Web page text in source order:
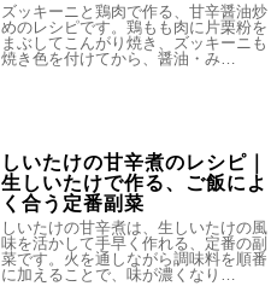
ズッキーニと鶏肉で作る、甘辛醤油炒
めのレシピです。鶏もも肉に片栗粉を
まぶしてこんがり焼き、ズッキーニも
焼き色を付けてから、醤油・み…
しいたけの甘辛煮のレシピ｜
生しいたけで作る、ご飯によ
く合う定番副菜
しいたけの甘辛煮は、生しいたけの風
味を活かして手早く作れる、定番の副
菜です。火を通しながら調味料を順番
に加えることで、味が濃くなり…